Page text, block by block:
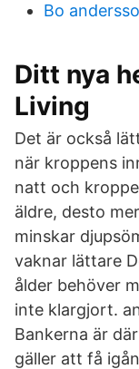
Bo
Ditt nya
Living
Det är också
när kroppens
natt och
äldre, desto
minskar
vaknar lättare
ålder behöver
inte klargjort.
Bankerna är
gäller att få